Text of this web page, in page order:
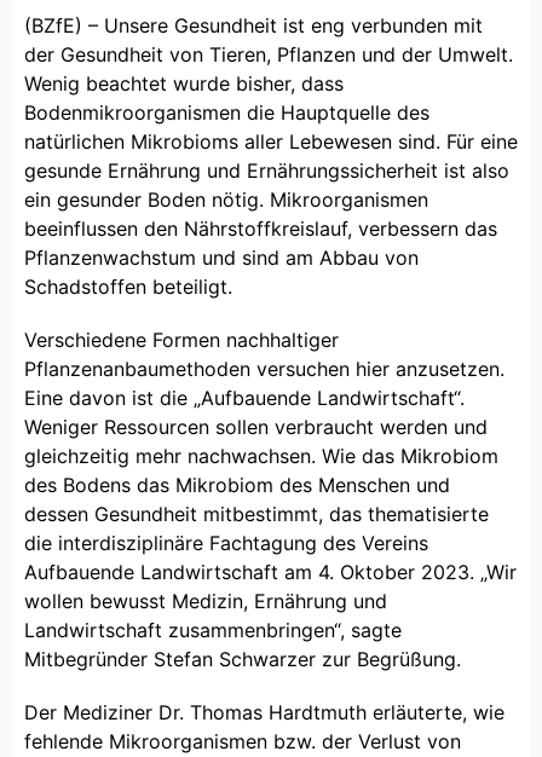
(BZfE) – Unsere Gesundheit ist eng verbunden mit
der Gesundheit von Tieren, Pflanzen und der Umwelt.
Wenig beachtet wurde bisher, dass
Bodenmikroorganismen die Hauptquelle des
natürlichen Mikrobioms aller Lebewesen sind. Für eine
gesunde Ernährung und Ernährungssicherheit ist also
ein gesunder Boden nötig. Mikroorganismen
beeinflussen den Nährstoffkreislauf, verbessern das
Pflanzenwachstum und sind am Abbau von
Schadstoffen beteiligt.
Verschiedene Formen nachhaltiger
Pflanzenanbaumethoden versuchen hier anzusetzen.
Eine davon ist die „Aufbauende Landwirtschaft“.
Weniger Ressourcen sollen verbraucht werden und
gleichzeitig mehr nachwachsen. Wie das Mikrobiom
des Bodens das Mikrobiom des Menschen und
dessen Gesundheit mitbestimmt, das thematisierte
die interdisziplinäre Fachtagung des Vereins
Aufbauende Landwirtschaft am 4. Oktober 2023. „Wir
wollen bewusst Medizin, Ernährung und
Landwirtschaft zusammenbringen“, sagte
Mitbegründer Stefan Schwarzer zur Begrüßung.
Der Mediziner Dr. Thomas Hardtmuth erläuterte, wie
fehlende Mikroorganismen bzw. der Verlust von